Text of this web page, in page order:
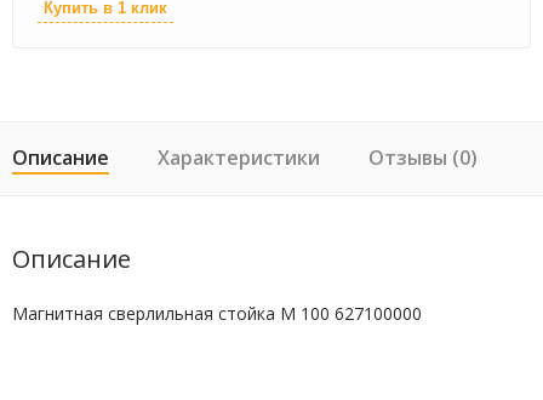
Купить в 1 клик
Описание Характеристики Отзывы (0)
Описание
Магнитная сверлильная стойка M 100 627100000